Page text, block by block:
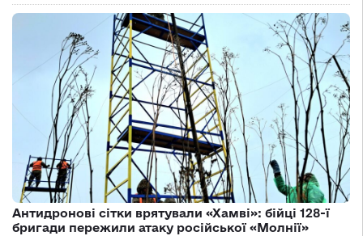
Антидронові сітки врятували «Хамві»: бійці 128-ї
бригади пережили атаку російської «Молнії»